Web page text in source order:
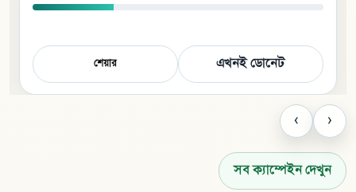
শেয়ার এখনই ডোনেট
‹ ›
সব ক্যাম্পেইন দেখুন